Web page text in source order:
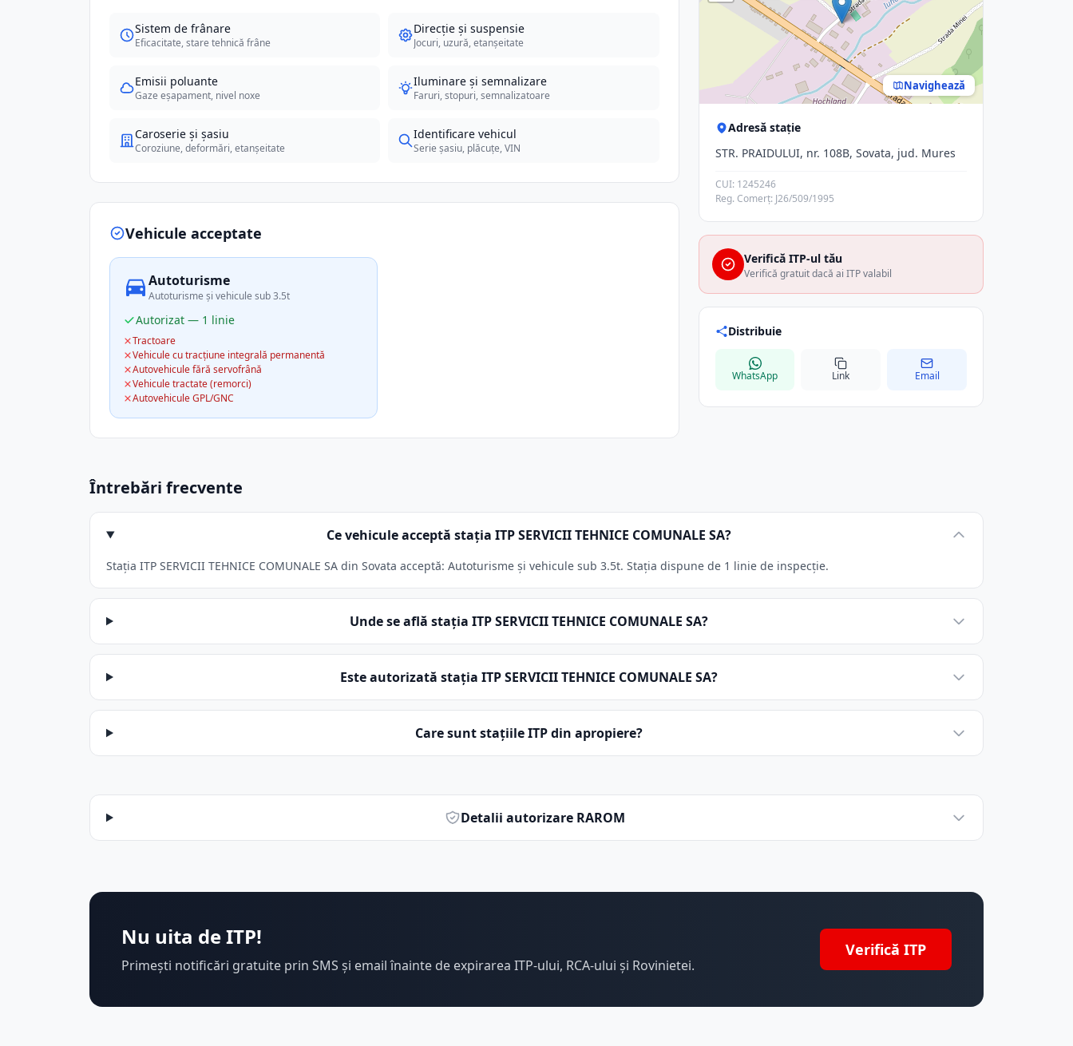
Sistem de frânare
Eficacitate, stare tehnică frâne
Direcție și suspensie
Jocuri, uzură, etanșeitate
Emisii poluante
Gaze eșapament, nivel noxe
Iluminare și semnalizare
Faruri, stopuri, semnalizatoare
Caroserie și șasiu
Coroziune, deformări, etanșeitate
Identificare vehicul
Serie șasiu, plăcuțe, VIN
Vehicule acceptate
Autoturisme
Autoturisme și vehicule sub 3.5t
Autorizat — 1 linie
Tractoare
Vehicule cu tracțiune integrală permanentă
Autovehicule fără servofrână
Vehicule tractate (remorci)
Autovehicule GPL/GNC
Navighează
Adresă stație
STR. PRAIDULUI, nr. 108B, Sovata, jud. Mures
CUI: 1245246
Reg. Comerț: J26/509/1995
Verifică ITP-ul tău
Verifică gratuit dacă ai ITP valabil
Distribuie
WhatsApp Link Email
Întrebări frecvente
Ce vehicule acceptă stația ITP SERVICII TEHNICE COMUNALE SA?
Stația ITP SERVICII TEHNICE COMUNALE SA din Sovata acceptă: Autoturisme și vehicule sub 3.5t. Stația dispune de 1 linie de inspecție.
Unde se află stația ITP SERVICII TEHNICE COMUNALE SA?
Este autorizată stația ITP SERVICII TEHNICE COMUNALE SA?
Care sunt stațiile ITP din apropiere?
Detalii autorizare RAROM
Nu uita de ITP!
Primești notificări gratuite prin SMS și email înainte de expirarea ITP-ului, RCA-ului și Rovinietei.
Verifică ITP